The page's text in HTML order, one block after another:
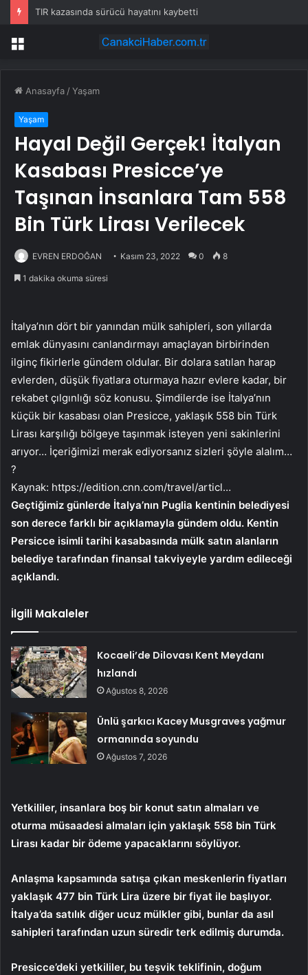
TIR kazasında sürücü hayatını kaybetti
Menü
Anasayfa /Yaşam
Yaşam
Hayal Değil Gerçek! İtalyan
Kasabası Presicce’ye
Taşınan İnsanlara Tam 558
Bin Türk Lirası Verilecek
EVREN ERDOĞAN Kasım 23, 2022 0 8
1 dakika okuma süresi
İtalya’nın dört bir yanından mülk sahipleri, son yıllarda
emlak dünyasını canlandırmayı amaçlayan birbirinden
ilginç fikirlerle gündem oldular. Bir dolara satılan harap
evlerden, düşük fiyatlara oturmaya hazır evlere kadar, bir
rekabet çılgınlığı söz konusu. Şimdilerde ise İtalya’nın
küçük bir kasabası olan Presicce, yaklaşık 558 bin Türk
Lirası karşılığı bölgeye taşınmak isteyen yeni sakinlerini
arıyor… İçeriğimizi merak ediyorsanız sizleri şöyle alalım…
?
Kaynak: https://edition.cnn.com/travel/articl…
Geçtiğimiz günlerde İtalya’nın Puglia kentinin belediyesi
son derece farklı bir açıklamayla gündem oldu. Kentin
Persicce isimli tarihi kasabasında mülk satın alanların
belediye tarafından finansal takviyeyle yardım edileceği
açıklandı.
İlgili Makaleler
Kocaeli’de Dilovası Kent Meydanı
hızlandı
Ağustos 8, 2026
Ünlü şarkıcı Kacey Musgraves yağmur
ormanında soyundu
Ağustos 7, 2026
Yetkililer, insanlara boş bir konut satın almaları ve
oturma müsaadesi almaları için yaklaşık 558 bin Türk
Lirası kadar bir ödeme yapacaklarını söylüyor.
Anlaşma kapsamında satışa çıkan meskenlerin fiyatları
yaklaşık 477 bin Türk Lira üzere bir fiyat ile başlıyor.
İtalya’da satılık diğer ucuz mülkler gibi, bunlar da asıl
sahipleri tarafından uzun süredir terk edilmiş durumda.
Presicce’deki yetkililer, bu teşvik teklifinin, doğum